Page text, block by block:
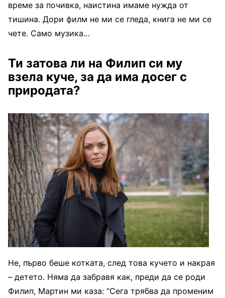
време за почивка, наистина имаме нужда от
тишина. Дори филм не ми се гледа, книга не ми се
чете. Само музика…
Ти затова ли на Филип си му
взела куче, за да има досег с
природата?
Не, първо беше котката, след това кучето и накрая
– детето. Няма да забравя как, преди да се роди
Филип, Мартин ми каза: “Сега трябва да променим